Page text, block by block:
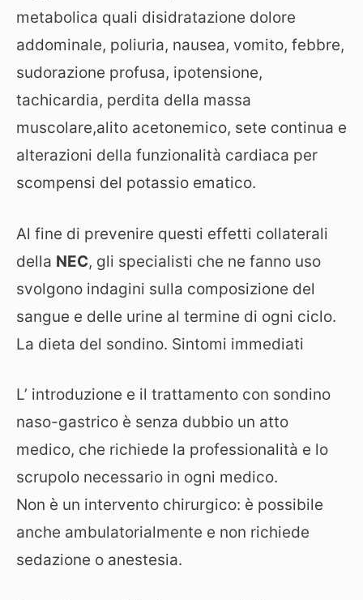
metabolica quali disidratazione dolore
addominale, poliuria, nausea, vomito, febbre,
sudorazione profusa, ipotensione,
tachicardia, perdita della massa
muscolare,alito acetonemico, sete continua e
alterazioni della funzionalità cardiaca per
scompensi del potassio ematico.
Al fine di prevenire questi effetti collaterali
della NEC, gli specialisti che ne fanno uso
svolgono indagini sulla composizione del
sangue e delle urine al termine di ogni ciclo.
La dieta del sondino. Sintomi immediati
L’ introduzione e il trattamento con sondino
naso-gastrico è senza dubbio un atto
medico, che richiede la professionalità e lo
scrupolo necessario in ogni medico.
Non è un intervento chirurgico: è possibile
anche ambulatorialmente e non richiede
sedazione o anestesia.